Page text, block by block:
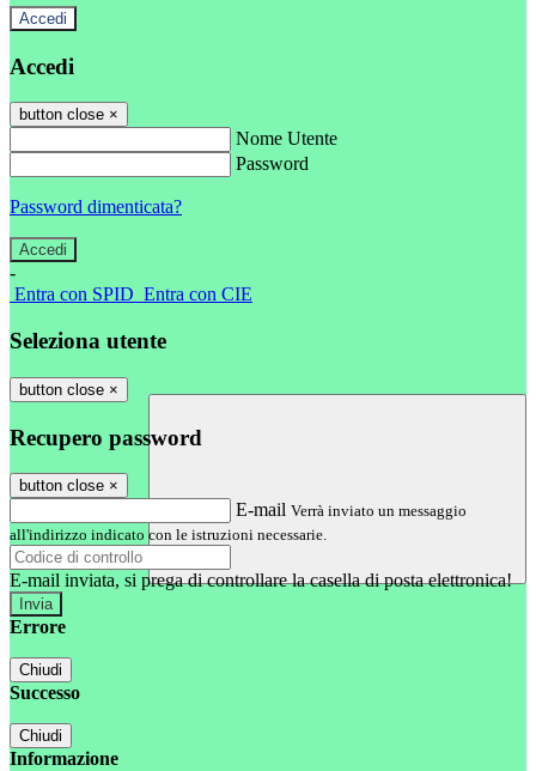
Accedi
Accedi
button close ×
Nome Utente
Password
Password dimenticata?
-
Entra con SPID Entra con CIE
Seleziona utente
button close ×
Recupero password
button close ×
E-mail Verrà inviato un messaggio
all'indirizzo indicato con le istruzioni necessarie.
E-mail inviata, si prega di controllare la casella di posta elettronica!
Errore
Chiudi
Successo
Chiudi
Informazione